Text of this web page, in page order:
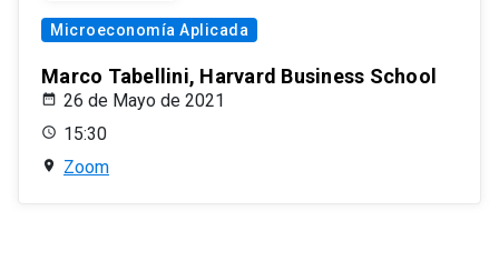
Microeconomía Aplicada
Marco Tabellini, Harvard Business School
26 de Mayo de 2021
15:30
Zoom